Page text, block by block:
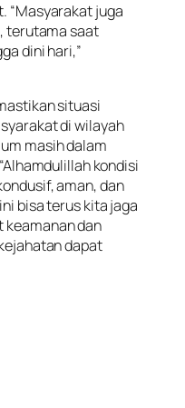
“Masyarakat juga
terutama saat
dini hari,”
situasi
di wilayah
masih dalam
kondisi
aman, dan
bisa terus kita jaga
dan
dapat